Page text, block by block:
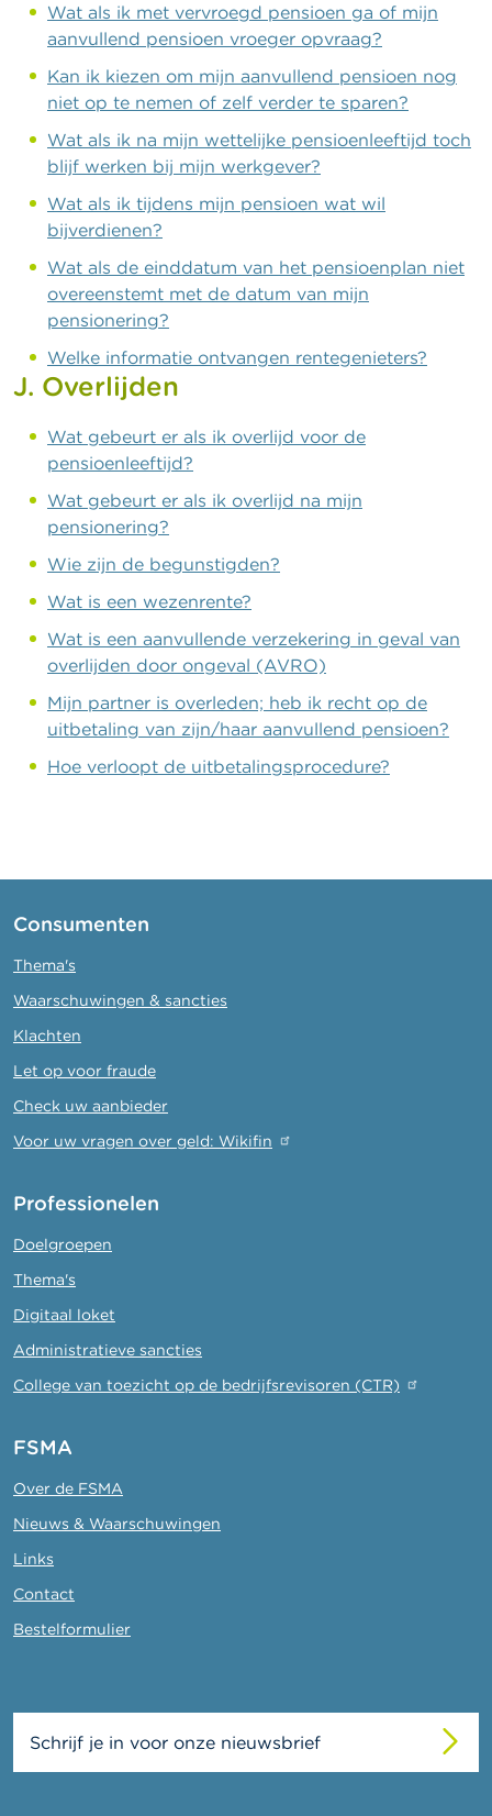
Wat als ik met vervroegd pensioen ga of mijn
aanvullend pensioen vroeger opvraag?
Kan ik kiezen om mijn aanvullend pensioen nog
niet op te nemen of zelf verder te sparen?
Wat als ik na mijn wettelijke pensioenleeftijd toch
blijf werken bij mijn werkgever?
Wat als ik tijdens mijn pensioen wat wil
bijverdienen?
Wat als de einddatum van het pensioenplan niet
overeenstemt met de datum van mijn
pensionering?
Welke informatie ontvangen rentegenieters?
J. Overlijden
Wat gebeurt er als ik overlijd voor de
pensioenleeftijd?
Wat gebeurt er als ik overlijd na mijn
pensionering?
Wie zijn de begunstigden?
Wat is een wezenrente?
Wat is een aanvullende verzekering in geval van
overlijden door ongeval (AVRO)
Mijn partner is overleden; heb ik recht op de
uitbetaling van zijn/haar aanvullend pensioen?
Hoe verloopt de uitbetalingsprocedure?
Consumenten
Thema's
Waarschuwingen & sancties
Klachten
Let op voor fraude
Check uw aanbieder
Voor uw vragen over geld: Wikifin
Professionelen
Doelgroepen
Thema's
Digitaal loket
Administratieve sancties
College van toezicht op de bedrijfsrevisoren (CTR)
FSMA
Over de FSMA
Nieuws & Waarschuwingen
Links
Contact
Bestelformulier
Schrijf je in voor onze nieuwsbrief